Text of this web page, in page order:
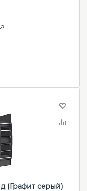
(Графит серый)